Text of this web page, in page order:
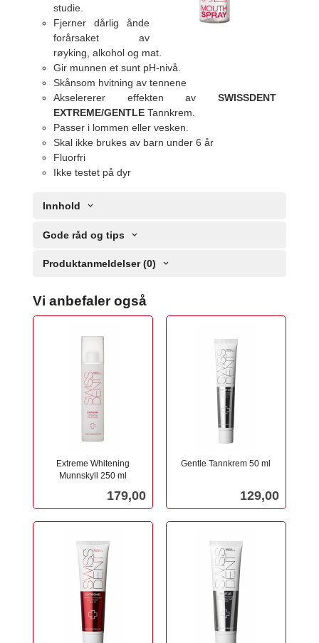
studie.
Fjerner dårlig ånde
forårsaket av
røyking, alkohol og mat.
Gir munnen et sunt pH-nivå.
Skånsom hvitning av tennene
Akselererer effekten av SWISSDENT
EXTREME/GENTLE Tannkrem.
Passer i lommen eller vesken.
Skal ikke brukes av barn under 6 år
Fluorfri
Ikke testet på dyr
Innhold
Gode råd og tips
Produktanmeldelser (0)
Vi anbefaler også
Extreme Whitening
Munnskyll 250 ml
Pris
179,00
Gentle Tannkrem 50 ml
Pris
129,00